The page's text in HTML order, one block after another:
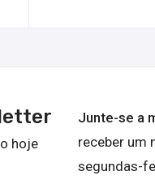
hoje
Junte-se a
receber um
segundas-